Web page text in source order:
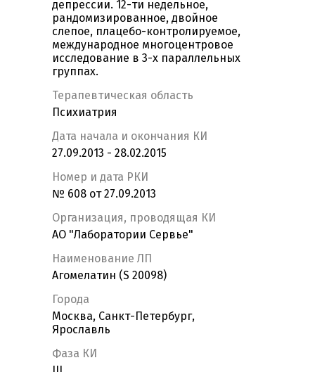
депрессии. 12-ти недельное,
рандомизированное, двойное
слепое, плацебо-контролируемое,
международное многоцентровое
исследование в 3-х параллельных
группах.
Терапевтическая область
Психиатрия
Дата начала и окончания КИ
27.09.2013 - 28.02.2015
Номер и дата РКИ
№ 608 от 27.09.2013
Организация, проводящая КИ
АО "Лаборатории Сервье"
Наименование ЛП
Агомелатин (S 20098)
Города
Москва, Санкт-Петербург,
Ярославль
Фаза КИ